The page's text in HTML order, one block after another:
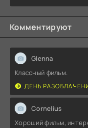
Комментируют
Glenna
Классный фильм.
ДЕНЬ
Cornelius
Хороший фильм,